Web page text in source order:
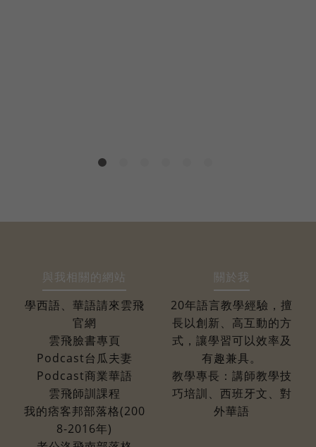
與我相關的網站
學西語、華語請來雲飛
官網
雲飛臉書專頁
Podcast台瓜夫妻
Podcast商業華語
雲飛師訓課程
我的痞客邦部落格(200
8-2016年)
關於我
20年語言教學經驗，擅
長以創新、高互動的方
式，讓學習可以效率及
有趣兼具。
教學專長：講師教學技
巧培訓、西班牙文、對
外華語